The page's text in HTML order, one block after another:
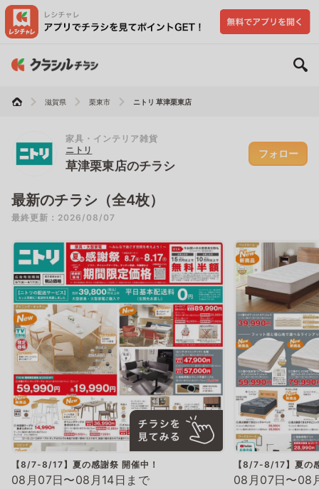
滋賀県 栗東市 ニトリ 草津栗東店
家具・インテリア雑貨
ニトリ
草津栗東店のチラシ
フォロー
最新のチラシ（全4枚）
最終更新：2026/08/07
【8/7-8/17】夏の感謝祭 開催中！
08月07日〜08月14日まで
【8/7-8/17】夏の
08月07日〜08